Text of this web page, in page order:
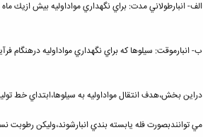
الف- انبارطولاني مدت: براي نگهداري مواداوليه بيش ازيك
ب- انبارموقت: سيلوها كه براي نگهداري مواداوليه درهنگام
دراين بخش،هدف انتقال مواداوليه به سيلوها،ابتداي خط
مي توانندبصورت فله يابسته بندي انبارشوند،وليكن رطوبت نسبي انبارمواداوليه